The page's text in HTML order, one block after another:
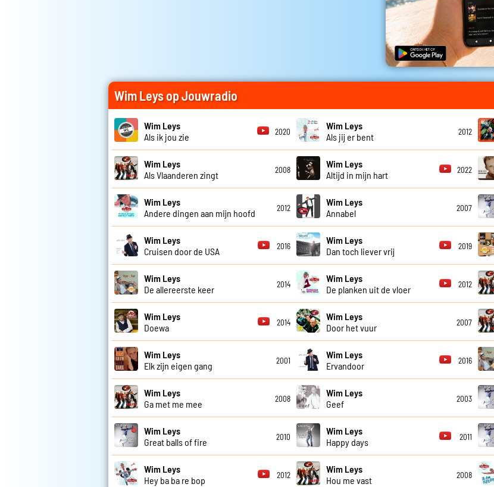
Wim Leys op Jouwradio
Wim Leys
Als ik jou zie
2020
Wim Leys
Als jij er bent
2012
Wim Leys
Als Vlaanderen zingt
2008
Wim Leys
Altijd in mijn hart
2022
Wim Leys
Andere dingen aan mijn hoofd
2012
Wim Leys
Annabel
2007
Wim Leys
Cruisen door de USA
2016
Wim Leys
Dan toch liever vrij
2019
Wim Leys
De allereerste keer
2014
Wim Leys
De planken uit de vloer
2012
Wim Leys
Doewa
2014
Wim Leys
Door het vuur
2007
Wim Leys
Elk zijn eigen gang
2001
Wim Leys
Ervandoor
2016
Wim Leys
Ga met me mee
2008
Wim Leys
Geef
2003
Wim Leys
Great balls of fire
2010
Wim Leys
Happy days
2011
Wim Leys
Hey ba ba re bop
2012
Wim Leys
Hou me vast
2008